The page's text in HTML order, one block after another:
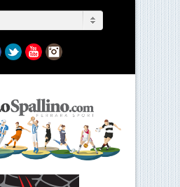
Facebook
TwitterYouTubeInstagram